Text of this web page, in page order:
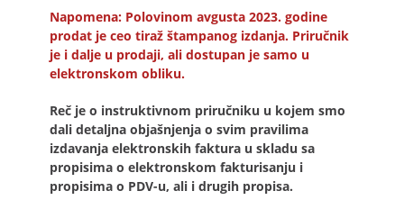
Napomena: Polovinom avgusta 2023. godine
prodat je ceo tiraž štampanog izdanja. Priručnik
je i dalje u prodaji, ali dostupan je samo u
elektronskom obliku.
Reč je o instruktivnom priručniku u kojem smo
dali detaljna objašnjenja o svim pravilima
izdavanja elektronskih faktura u skladu sa
propisima o elektronskom fakturisanju i
propisima o PDV-u, ali i drugih propisa.